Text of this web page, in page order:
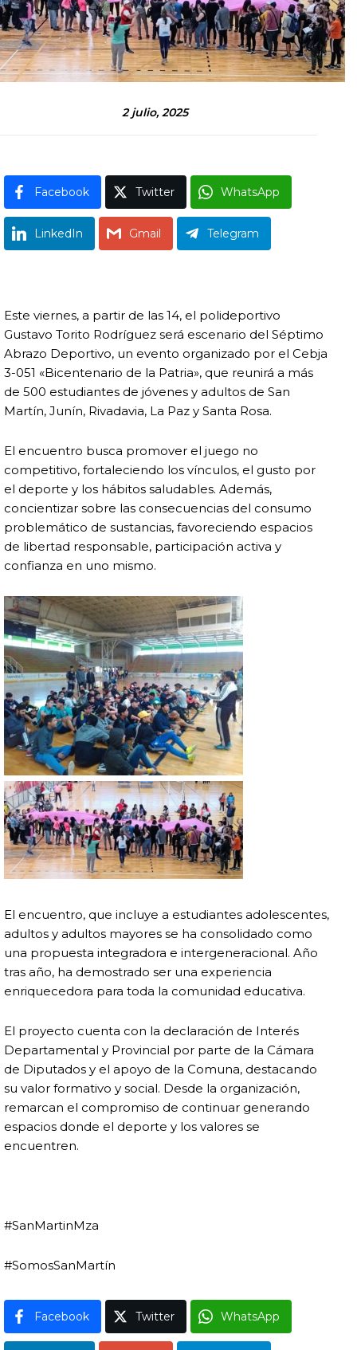
2 julio, 2025
Facebook Twitter WhatsApp
LinkedIn Gmail Telegram
Este viernes, a partir de las 14, el polideportivo
Gustavo Torito Rodríguez será escenario del Séptimo
Abrazo Deportivo, un evento organizado por el Cebja
3-051 «Bicentenario de la Patria», que reunirá a más
de 500 estudiantes de jóvenes y adultos de San
Martín, Junín, Rivadavia, La Paz y Santa Rosa.
El encuentro busca promover el juego no
competitivo, fortaleciendo los vínculos, el gusto por
el deporte y los hábitos saludables. Además,
concientizar sobre las consecuencias del consumo
problemático de sustancias, favoreciendo espacios
de libertad responsable, participación activa y
confianza en uno mismo.
El encuentro, que incluye a estudiantes adolescentes,
adultos y adultos mayores se ha consolidado como
una propuesta integradora e intergeneracional. Año
tras año, ha demostrado ser una experiencia
enriquecedora para toda la comunidad educativa.
El proyecto cuenta con la declaración de Interés
Departamental y Provincial por parte de la Cámara
de Diputados y el apoyo de la Comuna, destacando
su valor formativo y social. Desde la organización,
remarcan el compromiso de continuar generando
espacios donde el deporte y los valores se
encuentren.
#SanMartinMza
#SomosSanMartín
Facebook Twitter WhatsApp